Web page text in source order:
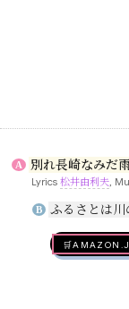
A 別れ長崎なみだ
Lyrics松井由利夫,
B ふるさとは川